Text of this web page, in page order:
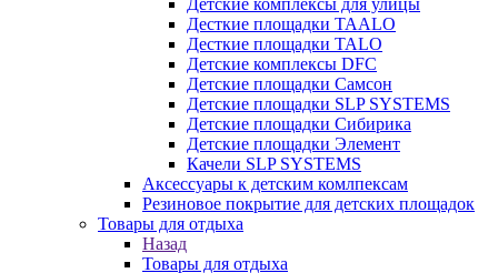
Детские комплексы для улицы
Десткие площадки TAALO
Десткие площадки TALO
Детские комплексы DFC
Детские площадки Самсон
Детские площадки SLP SYSTEMS
Детские площадки Сибирика
Детские площадки Элемент
Качели SLP SYSTEMS
Аксессуары к детским комлпексам
Резиновое покрытие для детских площадок
Товары для отдыха
Назад
Товары для отдыха